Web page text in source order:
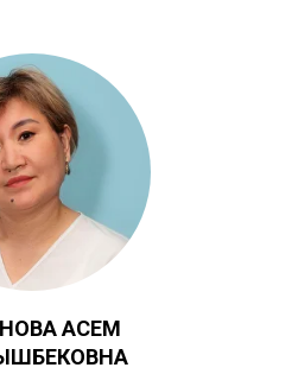
АСЕМ